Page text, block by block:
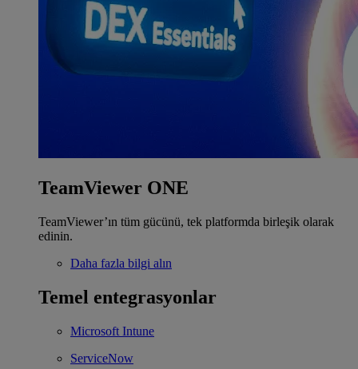
TeamViewer ONE
TeamViewer’ın tüm gücünü, tek platformda birleşik olarak
edinin.
Daha fazla bilgi alın
Temel entegrasyonlar
Microsoft Intune
ServiceNow